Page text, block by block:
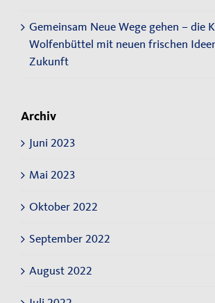
Gemeinsam Neue Wege gehen – die
Wolfenbüttel mit neuen frischen
Zukunft
Archiv
Juni 2023
Mai 2023
Oktober 2022
September 2022
August 2022